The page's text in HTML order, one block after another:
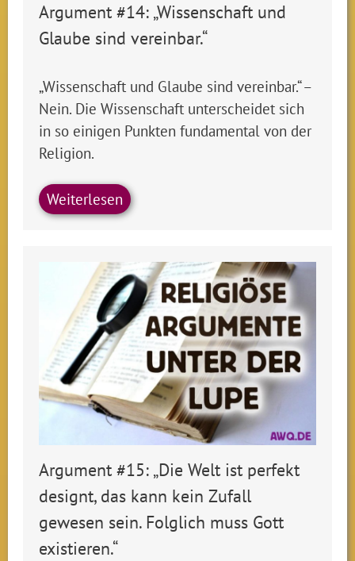
Argument #14: „Wissenschaft und
Glaube sind vereinbar.“
„Wissenschaft und Glaube sind vereinbar.“ –
Nein. Die Wissenschaft unterscheidet sich
in so einigen Punkten fundamental von der
Religion.
Weiterlesen
Argument #15: „Die Welt ist perfekt
designt, das kann kein Zufall
gewesen sein. Folglich muss Gott
existieren.“